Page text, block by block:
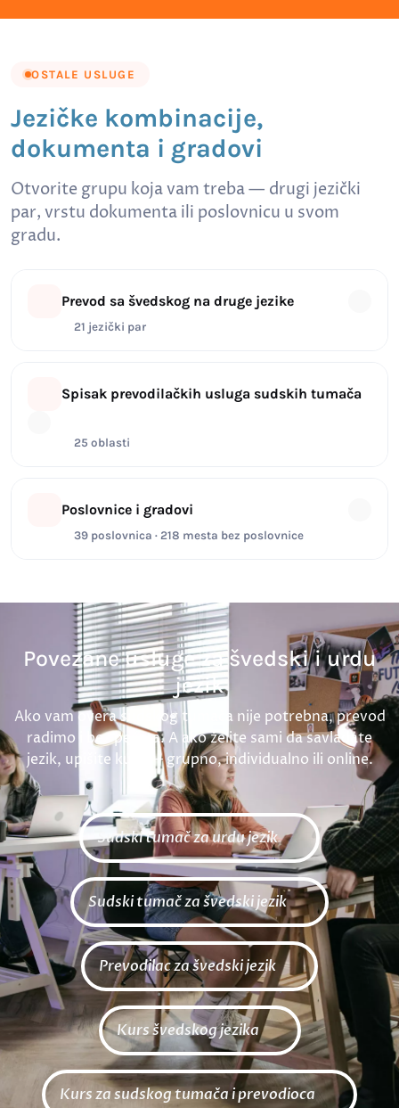
OSTALE USLUGE
Jezičke kombinacije,
dokumenta i gradovi
Otvorite grupu koja vam treba — drugi jezički
par, vrstu dokumenta ili poslovnicu u svom
gradu.
Prevod sa švedskog na druge jezike
21 jezički par
Spisak prevodilačkih usluga sudskih tumača
25 oblasti
Poslovnice i gradovi
39 poslovnica · 218 mesta bez poslovnice
Povezane usluge za švedski i urdu
jezik
Ako vam overa sudskog tumača nije potrebna, prevod
radimo i bez pečata. A ako želite sami da savladate
jezik, upišite kurs — grupno, individualno ili online.
Sudski tumač za urdu jezik
Sudski tumač za švedski jezik
Prevodilac za švedski jezik
Kurs švedskog jezika
Kurs za sudskog tumača i prevodioca